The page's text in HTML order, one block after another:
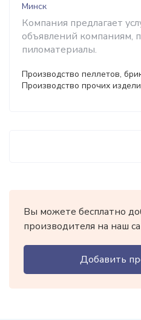
Минск
Компания предлагает
объявлений компаниям,
пиломатериалы.
Производство пеллетов,
Производство прочих
Вы можете бесплатно
производителя на наш
Добавить